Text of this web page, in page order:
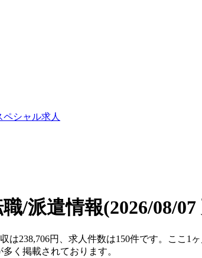
ペシャル求人
/派遣情報(2026/08/
238,706円、求人件数は150件です。ここ1
く掲載されております。